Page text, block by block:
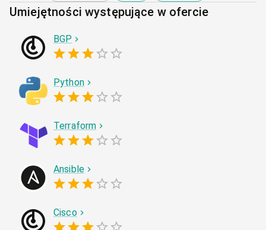
Umiejętności występujące w ofercie
BGP
Python
Terraform
Ansible
Cisco